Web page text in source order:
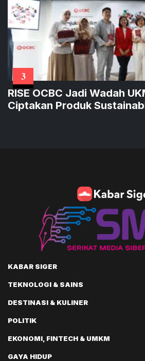
3
RISE OCBC Jadi Wadah
Ciptakan Produk
KABAR SIGER
TEKNOLOGI & SAINS
DESTINASI & KULINER
POLITIK
EKONOMI, FINTECH & UMKM
GAYA HIDUP